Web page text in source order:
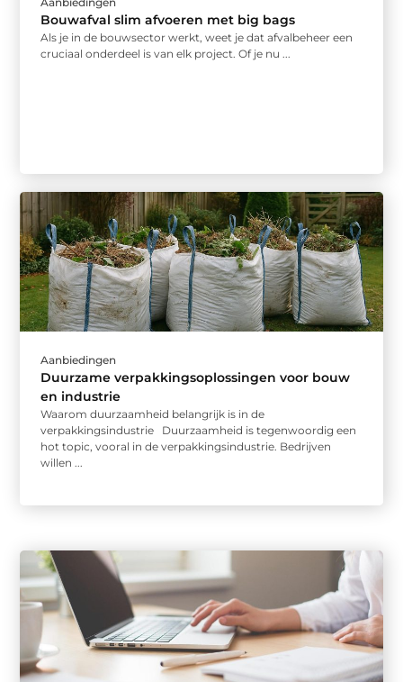
Bouwafval slim afvoeren met big bags
Als je in de bouwsector werkt, weet je dat afvalbeheer een
cruciaal onderdeel is van elk project. Of je nu ...
Aanbiedingen
Duurzame verpakkingsoplossingen voor bouw
en industrie
Waarom duurzaamheid belangrijk is in de
verpakkingsindustrie Duurzaamheid is tegenwoordig een
hot topic, vooral in de verpakkingsindustrie. Bedrijven
willen ...